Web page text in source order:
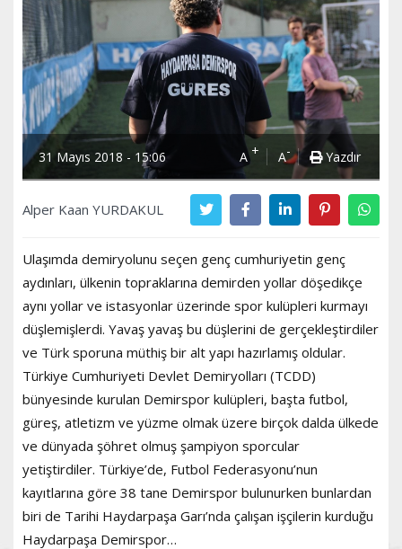
31 Mayıs 2018 - 15:06 A+ A- Yazdır
Alper Kaan YURDAKUL
Ulaşımda demiryolunu seçen genç cumhuriyetin genç
aydınları, ülkenin topraklarına demirden yollar döşedikçe
aynı yollar ve istasyonlar üzerinde spor kulüpleri kurmayı
düşlemişlerdi. Yavaş yavaş bu düşlerini de gerçekleştirdiler
ve Türk sporuna müthiş bir alt yapı hazırlamış oldular.
Türkiye Cumhuriyeti Devlet Demiryolları (TCDD)
bünyesinde kurulan Demirspor kulüpleri, başta futbol,
güreş, atletizm ve yüzme olmak üzere birçok dalda ülkede
ve dünyada şöhret olmuş şampiyon sporcular
yetiştirdiler. Türkiye’de, Futbol Federasyonu’nun
kayıtlarına göre 38 tane Demirspor bulunurken bunlardan
biri de Tarihi Haydarpaşa Garı’nda çalışan işçilerin kurduğu
Haydarpaşa Demirspor…